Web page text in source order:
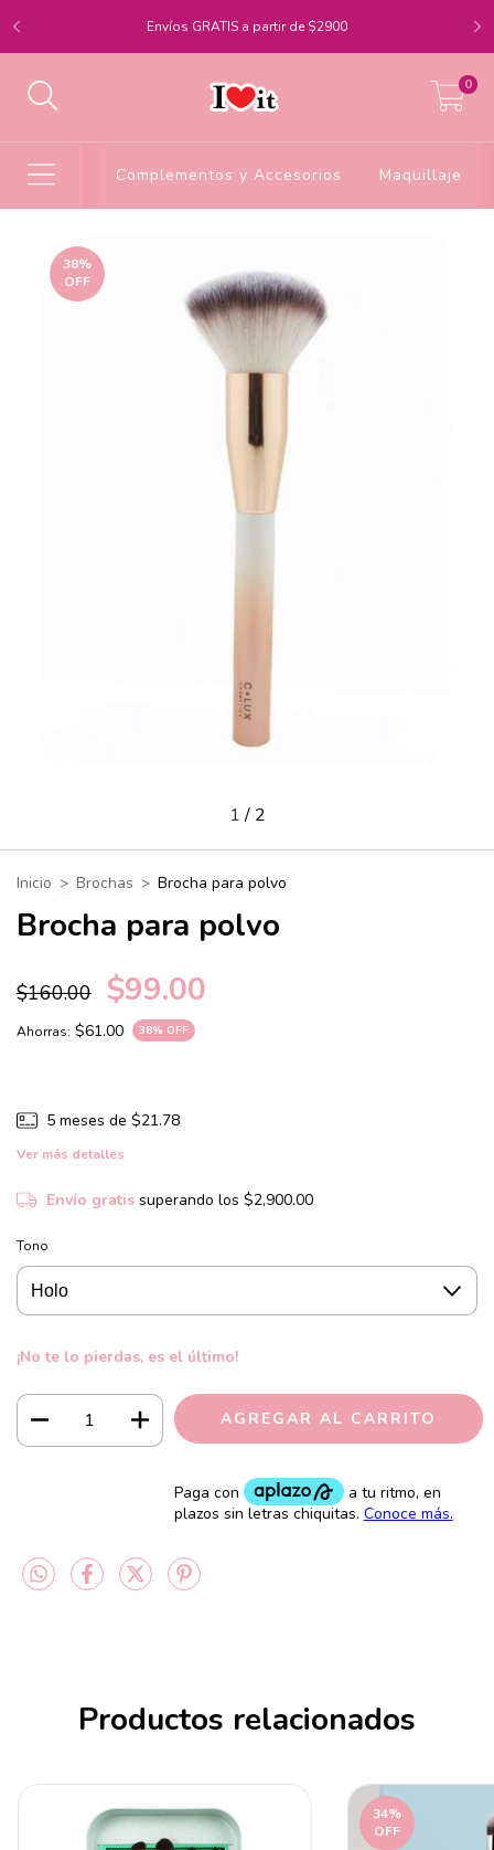
Envíos GRATIS a partir de $2900
0
Complementos y Accesorios Maquillaje
38%
OFF
1/ 2
Inicio > Brochas > Brocha para polvo
Brocha para polvo
$160.00 $99.00
Ahorras: $61.00 38% OFF
5 meses de $21.78
Ver más detalles
Envío gratis superando los $2,900.00
Tono
¡No te lo pierdas, es el último!
Productos relacionados
34%
OFF